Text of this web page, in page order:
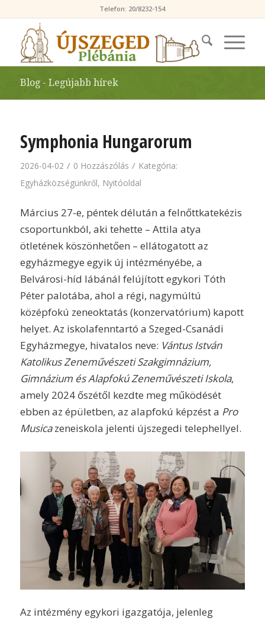
Telefon: 20/8232-154
Blog - Legújabb hírek
Symphonia Hungarorum
2026-04-02 / 0 Hozzászólás / Kategória:
Egyházközségünkről, Nyitóoldal
Március 27-e, péntek délután a felnőttkatekézis
csoportunkból, aki tehette – Attila atya
ötletének köszönhetően – ellátogatott az
egyházmegye egyik új intézményébe, a
Belvárosi-híd lábánál felújított egykori Tóth
Péter palotába, ahol a régi, nagymúltú
középfokú zeneoktatás (konzervatórium) kapott
helyet. Az iskolafenntartó a Szeged-Csanádi
Egyházmegye, hivatalos neve: Vántus István
Katolikus Zeneművészeti Szakgimnázium,
Gimnázium és Alapfokú Zeneművészeti Iskola,
amely 2024 őszétől kezdte meg működését
ebben az épületben, az alapfokú képzést a Pro
Musicazeneiskola jelenti újszegedi telephellyel.
Az intézmény egykori igazgatója, jelenleg